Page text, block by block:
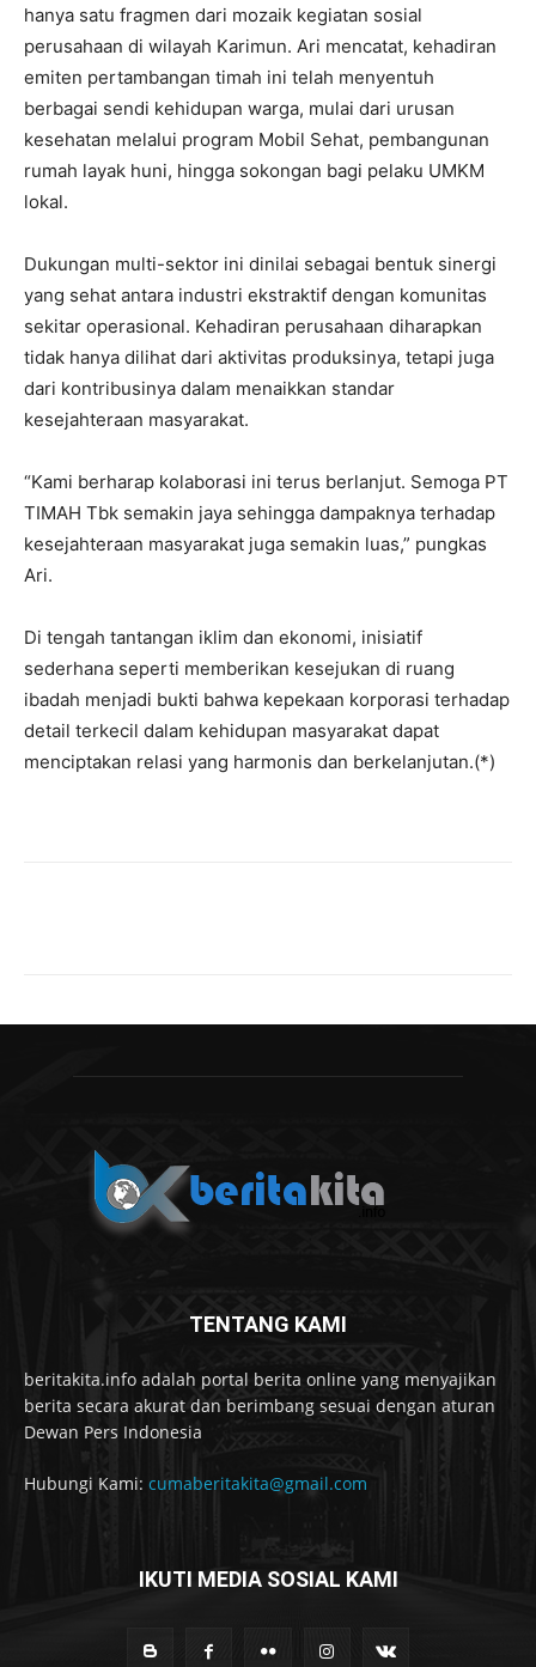
hanya satu fragmen dari mozaik kegiatan sosial
perusahaan di wilayah Karimun. Ari mencatat, kehadiran
emiten pertambangan timah ini telah menyentuh
berbagai sendi kehidupan warga, mulai dari urusan
kesehatan melalui program Mobil Sehat, pembangunan
rumah layak huni, hingga sokongan bagi pelaku UMKM
lokal.
Dukungan multi-sektor ini dinilai sebagai bentuk sinergi
yang sehat antara industri ekstraktif dengan komunitas
sekitar operasional. Kehadiran perusahaan diharapkan
tidak hanya dilihat dari aktivitas produksinya, tetapi juga
dari kontribusinya dalam menaikkan standar
kesejahteraan masyarakat.
“Kami berharap kolaborasi ini terus berlanjut. Semoga PT
TIMAH Tbk semakin jaya sehingga dampaknya terhadap
kesejahteraan masyarakat juga semakin luas,” pungkas
Ari.
Di tengah tantangan iklim dan ekonomi, inisiatif
sederhana seperti memberikan kesejukan di ruang
ibadah menjadi bukti bahwa kepekaan korporasi terhadap
detail terkecil dalam kehidupan masyarakat dapat
menciptakan relasi yang harmonis dan berkelanjutan.(*)
TENTANG KAMI
beritakita.info adalah portal berita online yang menyajikan
berita secara akurat dan berimbang sesuai dengan aturan
Dewan Pers Indonesia
Hubungi Kami: cumaberitakita@gmail.com
IKUTI MEDIA SOSIAL KAMI